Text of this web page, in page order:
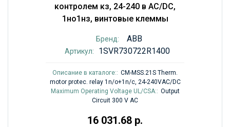
контролем кз, 24-240 в AC/DC,
1но1нз, винтовые клеммы
Бренд: ABB
Артикул: 1SVR730722R1400
Описание в каталоге:: CM-MSS.21S Therm.
motor protec. relay 1n/o+1n/c, 24-240VAC/DC
Maximum Operating Voltage UL/CSA:: Output
Circuit 300 V AC
16 031.68 р.